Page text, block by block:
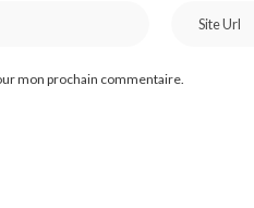
mon prochain commentaire.